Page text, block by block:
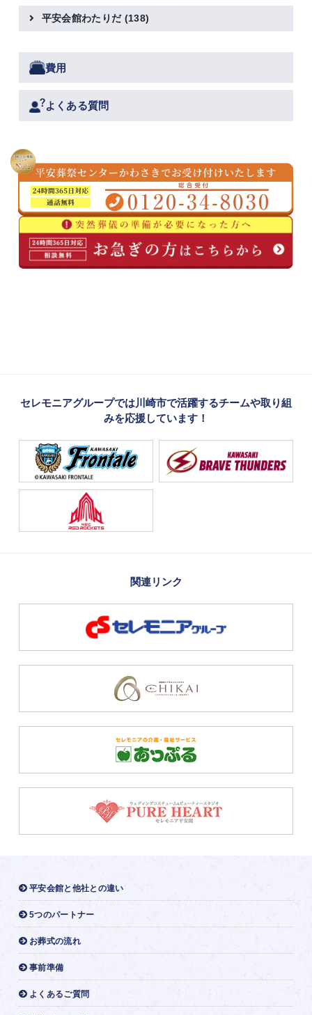
平安会館わたりだ (138)
費用
よくある質問
セレモニアグループでは川崎市で活躍するチームや取り組
みを応援しています！
関連リンク
平安会館と他社との違い
5つのパートナー
お葬式の流れ
事前準備
よくあるご質問